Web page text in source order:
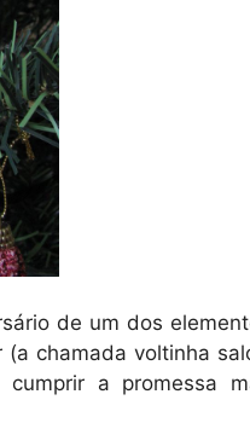
de um dos
chamada voltinha
a promessa